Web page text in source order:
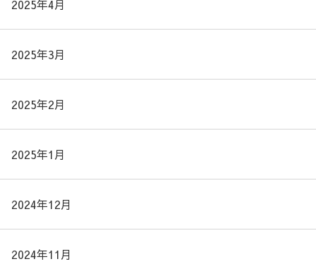
2025年4月
2025年3月
2025年2月
2025年1月
2024年12月
2024年11月